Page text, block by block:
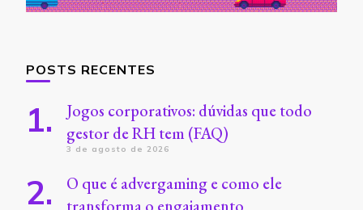
POSTS RECENTES
Jogos corporativos: dúvidas que todo
gestor de RH tem (FAQ)
3 de agosto de 2026
O que é advergaming e como ele